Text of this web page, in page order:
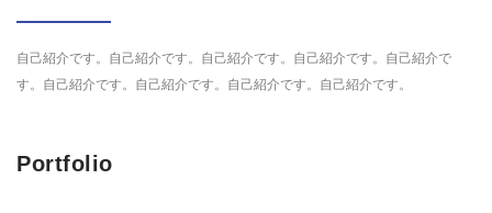
自己紹介です。自己紹介です。自己紹介です。自己紹介です。自己紹介で
す。自己紹介です。自己紹介です。自己紹介です。自己紹介です。
Portfolio